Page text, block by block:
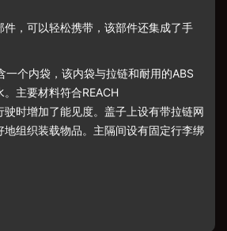
件，可以轻松携带，该部件还集成了手
一个内袋，该内袋与拉链和耐用的ABS
。主要材料符合REACH
时增加了能见度。盖子上设有带拉链网
地组织装载物品。主隔间设有固定行李绑